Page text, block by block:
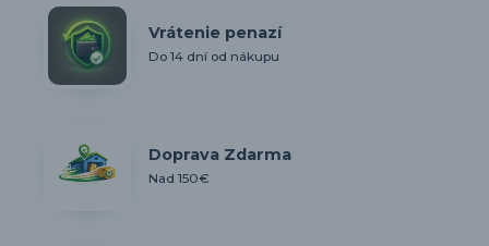
Vrátenie penazí
Do 14 dní od nákupu
Doprava Zdarma
Nad 150€